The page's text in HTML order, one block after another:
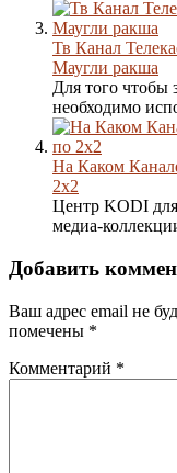
Тв Канал
Маугли ракша
Для того чтобы
необходимо
На Каком
2х2
Центр KODI
медиа-
Добавить
Ваш адрес email не
помечены *
Комментарий *